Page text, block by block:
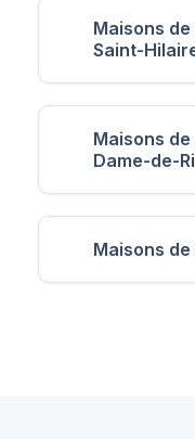
Maisons
Saint-
Maisons
Dame-de-
Maisons